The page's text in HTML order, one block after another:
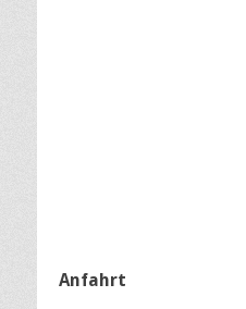
Anfahrt